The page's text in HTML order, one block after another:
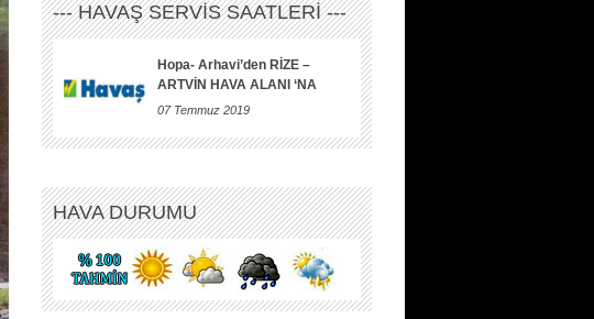
--- HAVAŞ SERVİS SAATLERİ ---
Hopa- Arhavi’den RİZE –
ARTVİN HAVA ALANI ‘NA
07 Temmuz 2019
HAVA DURUMU